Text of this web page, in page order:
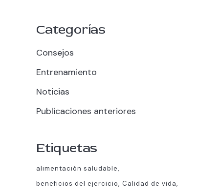
Categorías
Consejos
Entrenamiento
Noticias
Publicaciones anteriores
Etiquetas
alimentación saludable
beneficios del ejercicio
Calidad de vida